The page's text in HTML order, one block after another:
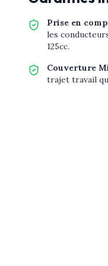
Prise en
les
125cc.
Couverture
trajet travail